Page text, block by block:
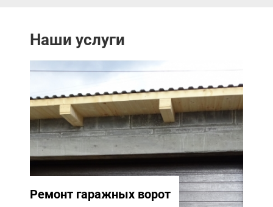
Наши услуги
Ремонт гаражных ворот